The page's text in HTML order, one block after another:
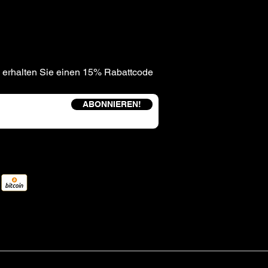
Sie einen 15% Rabattcode
ABONNIEREN!